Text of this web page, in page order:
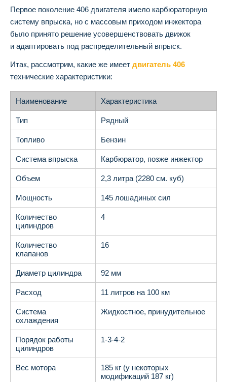
Первое поколение 406 двигателя имело карбюраторную
систему впрыска, но с массовым приходом инжектора
было принято решение усовершенствовать движок
и адаптировать под распределительный впрыск.
Итак, рассмотрим, какие же имеет двигатель 406
технические характеристики:
Наименование Характеристика
Тип Рядный
Топливо Бензин
Система впрыска Карбюратор, позже инжектор
Объем 2,3 литра (2280 см. куб)
Мощность 145 лошадиных сил
Количество
цилиндров
4
Количество
клапанов
16
Диаметр цилиндра 92 мм
Расход 11 литров на 100 км
Система
охлаждения
Жидкостное, принудительное
Порядок работы
цилиндров
1-3-4-2
Вес мотора
185 кг (у некоторых
модификаций 187 кг)